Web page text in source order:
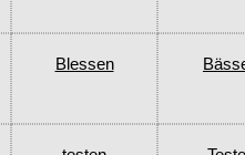
Blessen